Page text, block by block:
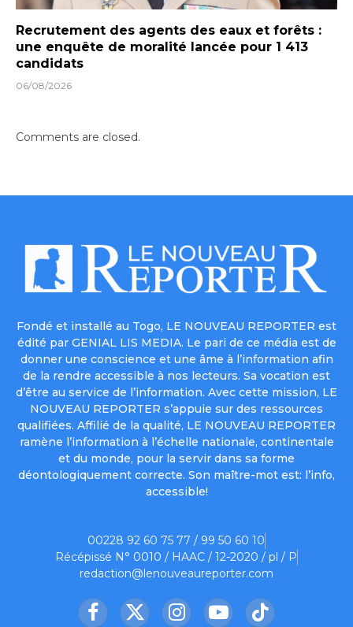
Recrutement des agents des eaux et forêts :
une enquête de moralité lancée pour 1 413
candidats
06/08/2026
Comments are closed.
Fondé et installé au Togo, LE NOUVEAU REPORTER est
édité par GENIAL LIS MEDIA. Le pari de ce média est de
donner une conscience et une âme à l’information afin
de la rendre accessible à nos lecteurs. Sa vocation est
d’être au service de l’information. Avec cette mission, LE
NOUVEAU REPORTER s’appuie sur des ressources
qualifiées. Affilié de la qualité, LE NOUVEAU REPORTER
ramène l’information à l’échelle nationale, continentale
et du monde, pour la servir dans sa forme
déontologiquement correcte. Son maître-mot est: l’info,
accessible!
00228 92 60 75 77 / 99 50 60 10
Récépissé N° 0010 / HAAC / 12-2020 / pl / P
redaction@lenouveaureporter.com
Facebook
X InstagramYouTubeTikTok